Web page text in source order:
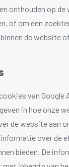
onthouden op de
of om een
de website
van Google
in hoe onze
de website aan
over de
bieden. De